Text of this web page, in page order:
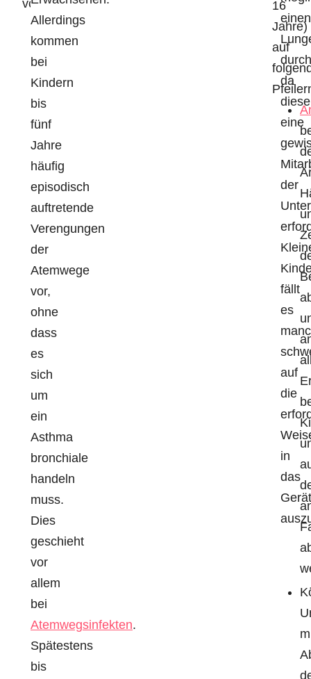
vorbeugen
Allerdings
kommen
bei
Kindern
bis
fünf
Jahre
häufig
episodisch
auftretende
Verengungen
der
Atemwege
vor,
ohne
dass
es
sich
um
ein
Asthma
bronchiale
handeln
muss.
Dies
geschieht
vor
allem
bei
Atemwegsinfekten.
Spätestens
bis
16
Jahre)
auf
einen
da
eine
der
fällt
es
auf
die
in
das
Gerät